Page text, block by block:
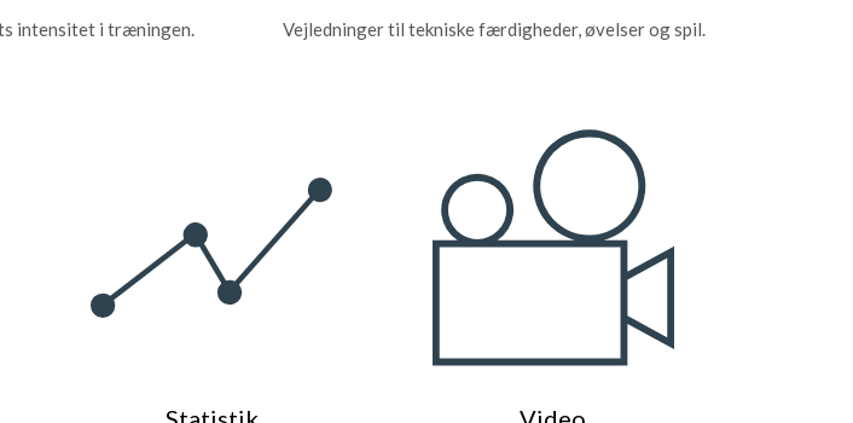
intensitet i træningen. Vejledninger til tekniske færdigheder, øvelser og spil.